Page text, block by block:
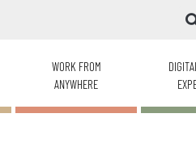
WORK FROM
ANYWHERE